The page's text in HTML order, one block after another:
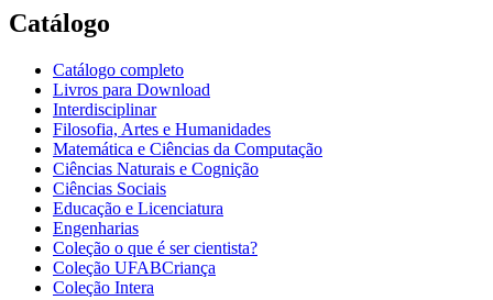
Catálogo
Catálogo completo
Livros para Download
Interdisciplinar
Filosofia, Artes e Humanidades
Matemática e Ciências da Computação
Ciências Naturais e Cognição
Ciências Sociais
Educação e Licenciatura
Engenharias
Coleção o que é ser cientista?
Coleção UFABCriança
Coleção Intera